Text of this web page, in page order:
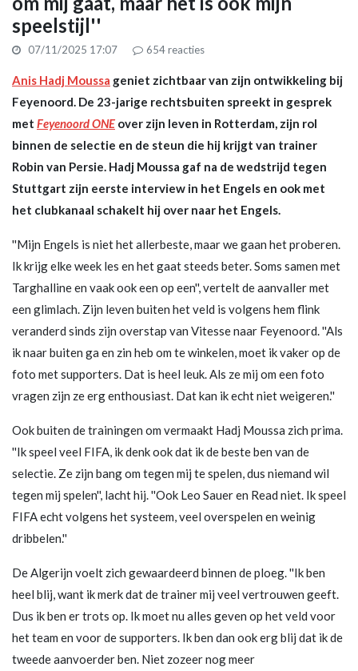
speelstijl''
07/11/2025 17:07 654reacties
Anis Hadj Moussa geniet zichtbaar van zijn ontwikkeling bij
Feyenoord. De 23-jarige rechtsbuiten spreekt in gesprek
met Feyenoord ONE over zijn leven in Rotterdam, zijn rol
binnen de selectie en de steun die hij krijgt van trainer
Robin van Persie. Hadj Moussa gaf na de wedstrijd tegen
Stuttgart zijn eerste interview in het Engels en ook met
het clubkanaal schakelt hij over naar het Engels.
''Mijn Engels is niet het allerbeste, maar we gaan het proberen.
Ik krijg elke week les en het gaat steeds beter. Soms samen met
Targhalline en vaak ook een op een'', vertelt de aanvaller met
een glimlach. Zijn leven buiten het veld is volgens hem flink
veranderd sinds zijn overstap van Vitesse naar Feyenoord. ''Als
ik naar buiten ga en zin heb om te winkelen, moet ik vaker op de
foto met supporters. Dat is heel leuk. Als ze mij om een foto
vragen zijn ze erg enthousiast. Dat kan ik echt niet weigeren.''
Ook buiten de trainingen om vermaakt Hadj Moussa zich prima.
''Ik speel veel FIFA, ik denk ook dat ik de beste ben van de
selectie. Ze zijn bang om tegen mij te spelen, dus niemand wil
tegen mij spelen'', lacht hij. ''Ook Leo Sauer en Read niet. Ik speel
FIFA echt volgens het systeem, veel overspelen en weinig
dribbelen.''
De Algerijn voelt zich gewaardeerd binnen de ploeg. ''Ik ben
heel blij, want ik merk dat de trainer mij veel vertrouwen geeft.
Dus ik ben er trots op. Ik moet nu alles geven op het veld voor
het team en voor de supporters. Ik ben dan ook erg blij dat ik de
tweede aanvoerder ben. Niet zozeer nog meer